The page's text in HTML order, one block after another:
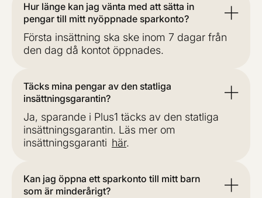
Hur länge kan jag vänta med att sätta in
pengar till mitt nyöppnade sparkonto?
Första insättning ska ske inom 7 dagar från
den dag då kontot öppnades.
Täcks mina pengar av den statliga
insättningsgarantin?
Ja, sparande i Plus1 täcks av den statliga
insättningsgarantin. Läs mer om
insättningsgaranti här.
Kan jag öppna ett sparkonto till mitt barn
som är minderårigt?